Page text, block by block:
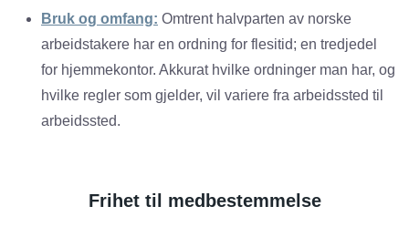
Bruk og omfang: Omtrent halvparten av norske
arbeidstakere har en ordning for flesitid; en tredjedel
for hjemmekontor. Akkurat hvilke ordninger man har, og
hvilke regler som gjelder, vil variere fra arbeidssted til
arbeidssted.
Frihet til medbestemmelse